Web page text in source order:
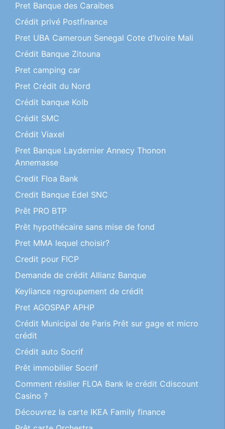
Pret Banque des Caraibes
Crédit privé Postfinance
Pret UBA Cameroun Senegal Cote d’Ivoire Mali
Crédit Banque Zitouna
Pret camping car
Pret Crédit du Nord
Crédit banque Kolb
Crédit SMC
Crédit Viaxel
Pret Banque Laydernier Annecy Thonon
Annemasse
Credit Floa Bank
Credit Banque Edel SNC
Prêt PRO BTP
Prêt hypothécaire sans mise de fond
Pret MMA lequel choisir?
Credit pour FICP
Demande de crédit Allianz Banque
Keyliance regroupement de crédit
Pret AGOSPAP APHP
Crédit Municipal de Paris Prêt sur gage et micro
crédit
Crédit auto Socrif
Prêt immobilier Socrif
Comment résilier FLOA Bank le crédit Cdiscount
Casino ?
Découvrez la carte IKEA Family finance